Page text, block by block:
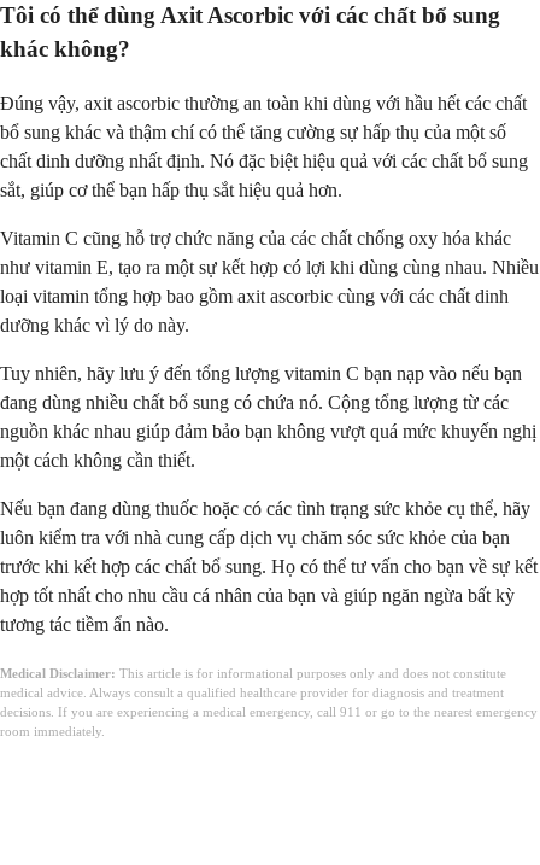
Tôi có thể dùng Axit Ascorbic với các chất bổ sung
khác không?
Đúng vậy, axit ascorbic thường an toàn khi dùng với hầu hết các chất
bổ sung khác và thậm chí có thể tăng cường sự hấp thụ của một số
chất dinh dưỡng nhất định. Nó đặc biệt hiệu quả với các chất bổ sung
sắt, giúp cơ thể bạn hấp thụ sắt hiệu quả hơn.
Vitamin C cũng hỗ trợ chức năng của các chất chống oxy hóa khác
như vitamin E, tạo ra một sự kết hợp có lợi khi dùng cùng nhau. Nhiều
loại vitamin tổng hợp bao gồm axit ascorbic cùng với các chất dinh
dưỡng khác vì lý do này.
Tuy nhiên, hãy lưu ý đến tổng lượng vitamin C bạn nạp vào nếu bạn
đang dùng nhiều chất bổ sung có chứa nó. Cộng tổng lượng từ các
nguồn khác nhau giúp đảm bảo bạn không vượt quá mức khuyến nghị
một cách không cần thiết.
Nếu bạn đang dùng thuốc hoặc có các tình trạng sức khỏe cụ thể, hãy
luôn kiểm tra với nhà cung cấp dịch vụ chăm sóc sức khỏe của bạn
trước khi kết hợp các chất bổ sung. Họ có thể tư vấn cho bạn về sự kết
hợp tốt nhất cho nhu cầu cá nhân của bạn và giúp ngăn ngừa bất kỳ
tương tác tiềm ẩn nào.
Medical Disclaimer: This article is for informational purposes only and does not constitute
medical advice. Always consult a qualified healthcare provider for diagnosis and treatment
decisions. If you are experiencing a medical emergency, call 911 or go to the nearest emergency
room immediately.